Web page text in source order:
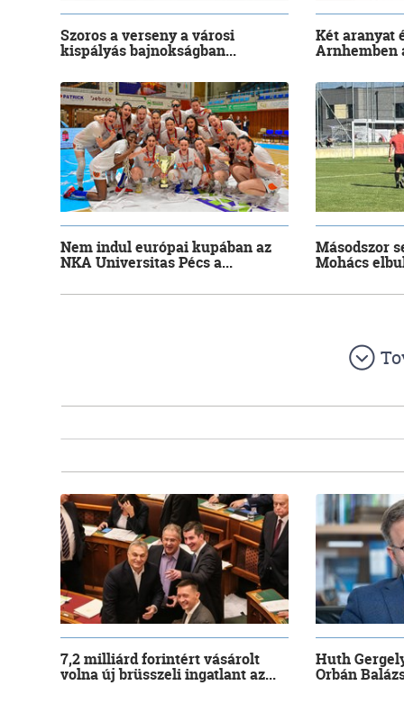
Szoros a verseny a városi
kispályás bajnokságban...
Két aranyat
Arnhemben
Nem indul európai kupában az
NKA Universitas Pécs a...
Másodszor
Mohács
7,2 milliárd forintért vásárolt
volna új brüsszeli ingatlant az...
Huth
Orbán